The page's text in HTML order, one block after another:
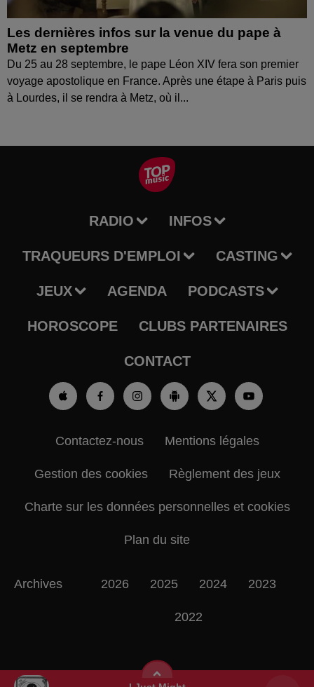
Les dernières infos sur la venue du pape à
Metz en septembre
Du 25 au 28 septembre, le pape Léon XIV fera son premier
voyage apostolique en France. Après une étape à Paris puis
à Lourdes, il se rendra à Metz, où il...
RADIO INFOS
TRAQUEURS D'EMPLOI CASTING
JEUX AGENDA PODCASTS
HOROSCOPE CLUBS PARTENAIRES
CONTACT
Contactez-nous Mentions légales
Gestion des cookies Règlement des jeux
Charte sur les données personnelles et cookies
Plan du site
Archives 2026 2025 2024 2023
2022